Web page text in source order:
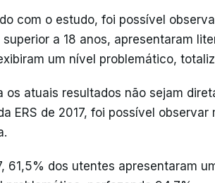
com o estudo, foi possível
superior a 18 anos, apresentaram
um nível problemático,
os atuais resultados não sejam
ERS de 2017, foi possível
61,5% dos utentes apresentaram